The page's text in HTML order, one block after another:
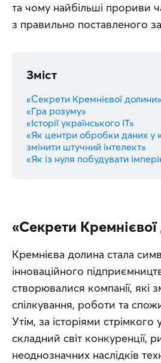
та чому найбільші прориви
з правильно поставленого
Зміст
«Секрети Кремнієвої долини»
«Гра розуму»
«Історії українського IT»
«Як центри обробки даних у
змінити штучний інтелект»
«Як із нуля побудувати
«Секрети
Кремнієва долина стала
інноваційного
створювалися компанії, які
спілкування, роботи та
Утім, за історіями стрімкого
складний світ конкуренції,
неоднозначних наслідків